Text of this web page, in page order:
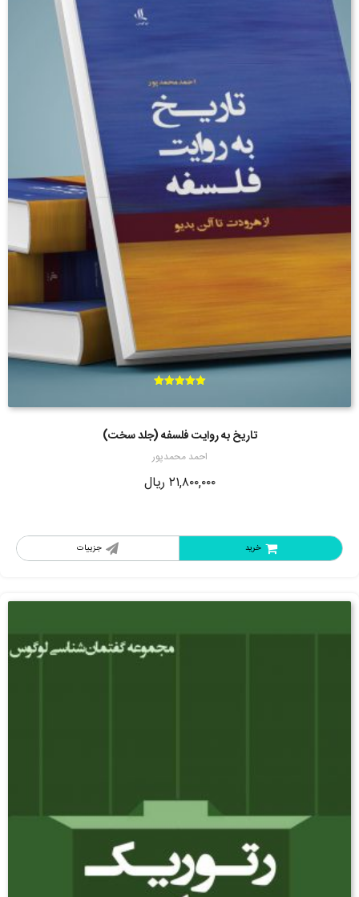
تاریخ به روایت فلسفه (جلد سخت)
احمد محمدپور
از 5
۲۱,۸۰۰,۰۰۰ ریال
جزییات خرید